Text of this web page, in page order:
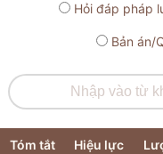
Hỏi đáp pháp
Bản án/
Tóm tắt Hiệu lực